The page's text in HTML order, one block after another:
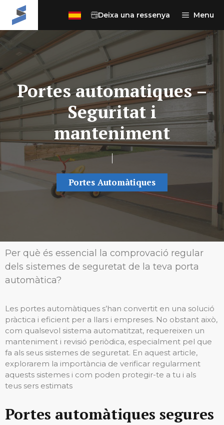
contingut
Menu
Deixa una ressenya
Portes automatiques –
Seguritat i
manteniment
Portes Automàtiques
Per què és essencial la comprovació regular
dels sistemes de seguretat de la teva porta
automàtica?
Les portes automàtiques s’han convertit en una solució
pràctica i eficient per a llars i empreses. No obstant això,
com qualsevol sistema automatitzat, requereixen un
manteniment i revisió periòdica, especialment pel que
fa als seus sistemes de seguretat. En aquest article,
explorarem la importància de verificar regularment
aquests sistemes i com poden protegir-te a tu i als
teus sers estimats
Portes automàtiques segures